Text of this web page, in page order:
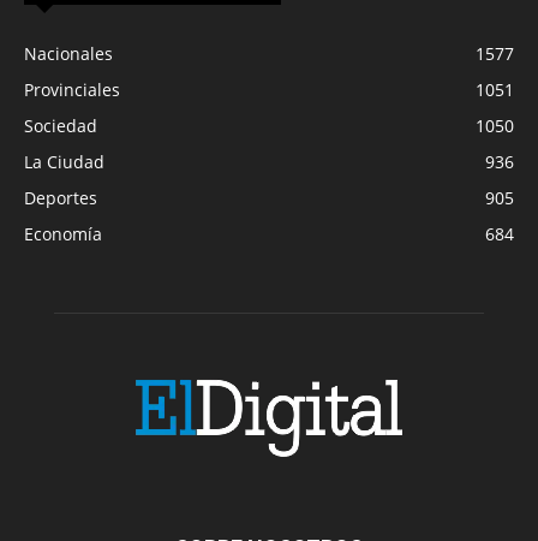
Nacionales
1577
Provinciales
1051
Sociedad
1050
La Ciudad
936
Deportes
905
Economía
684